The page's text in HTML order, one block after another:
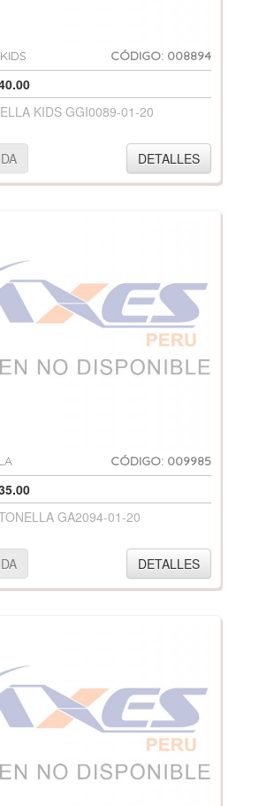
CÓDIGO: 008894
KIDS GGI0089-01-20
DETALLES
CÓDIGO: 009985
GA2094-01-20
DETALLES